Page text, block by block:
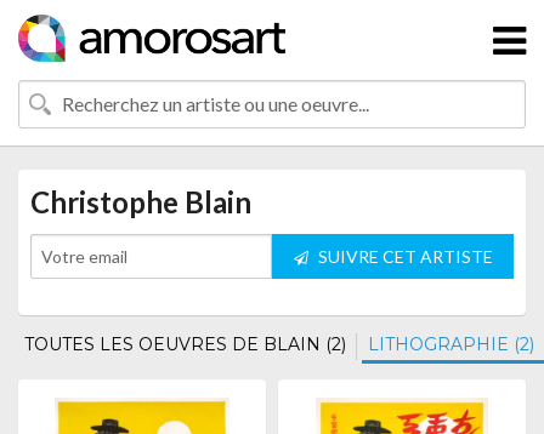
Christophe Blain
SUIVRE CET ARTISTE
TOUTES LES OEUVRES DE BLAIN (2) LITHOGRAPHIE (2)